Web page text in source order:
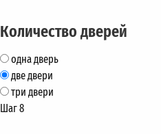
Количество дверей
одна дверь
две двери
три двери
Шаг 8